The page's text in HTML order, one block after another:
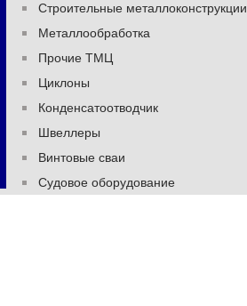
Строительные металлоконструкции
Металлообработка
Прочие ТМЦ
Циклоны
Конденсатоотводчик
Швеллеры
Винтовые сваи
Судовое оборудование